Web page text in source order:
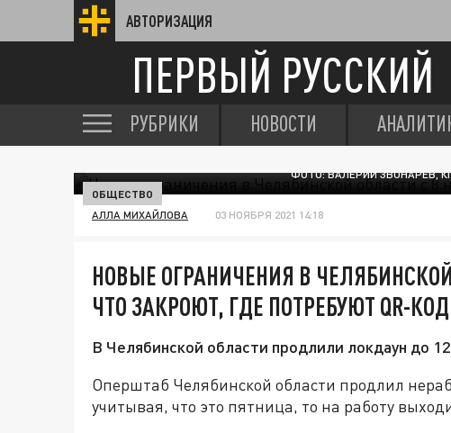
АВТОРИЗАЦИЯ
ПЕРВЫЙ РУССКИЙ
РУБРИКИ НОВОСТИ
ФОТО: ВАЛЕРИЙ ЗВОНАРЕВ,
ОБЩЕСТВО
АЛЛА МИХАЙЛОВА 03 НОЯБРЯ 2021 14:18
НОВЫЕ ОГРАНИЧЕНИЯ В
ЧТО ЗАКРОЮТ, ГДЕ ПОТРЕБУЮТ QR-КОД
В Челябинской области продлили локдаун до
Оперштаб Челябинской области продлил
учитывая, что это пятница, то на работу